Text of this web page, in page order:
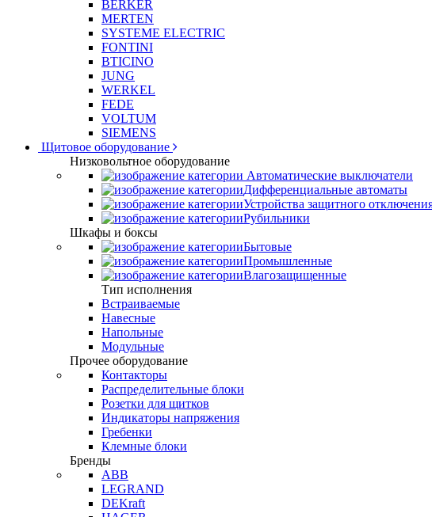
BERKER
MERTEN
SYSTEME ELECTRIC
FONTINI
BTICINO
JUNG
WERKEL
FEDE
VOLTUM
SIEMENS
Щитовое оборудование
Низковольтное оборудование
Автоматические выключатели
Дифференциальные автоматы
Устройства защитного
Рубильники
Шкафы и боксы
Бытовые
Промышленные
Влагозащищенные
Тип исполнения
Встраиваемые
Навесные
Напольные
Модульные
Прочее оборудование
Контакторы
Распределительные блоки
Розетки для щитков
Индикаторы напряжения
Гребенки
Клемные блоки
Бренды
ABB
LEGRAND
DEKraft